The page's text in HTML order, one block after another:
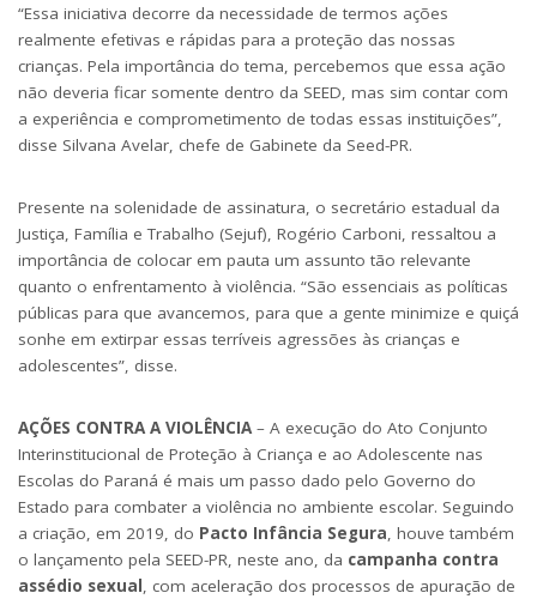
“Essa iniciativa decorre da necessidade de termos ações
realmente efetivas e rápidas para a proteção das nossas
crianças. Pela importância do tema, percebemos que essa ação
não deveria ficar somente dentro da SEED, mas sim contar com
a experiência e comprometimento de todas essas instituições”,
disse Silvana Avelar, chefe de Gabinete da Seed-PR.
Presente na solenidade de assinatura, o secretário estadual da
Justiça, Família e Trabalho (Sejuf), Rogério Carboni, ressaltou a
importância de colocar em pauta um assunto tão relevante
quanto o enfrentamento à violência. “São essenciais as políticas
públicas para que avancemos, para que a gente minimize e quiçá
sonhe em extirpar essas terríveis agressões às crianças e
adolescentes”, disse.
AÇÕES CONTRA A VIOLÊNCIA– A execução do Ato Conjunto
Interinstitucional de Proteção à Criança e ao Adolescente nas
Escolas do Paraná é mais um passo dado pelo Governo do
Estado para combater a violência no ambiente escolar. Seguindo
a criação, em 2019, do Pacto Infância Segura, houve também
o lançamento pela SEED-PR, neste ano, da campanha contra
assédio sexual, com aceleração dos processos de apuração de